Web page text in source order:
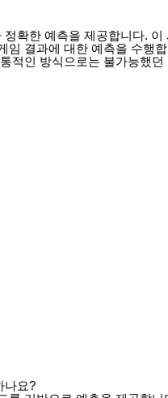
확한 예측을 제공합니다. 이
결과에 대한 예측을 수행
적인 방식으로는 불가능했
나요?